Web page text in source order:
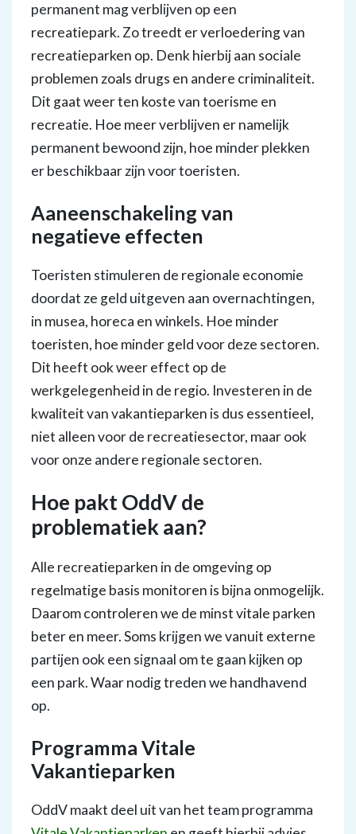
permanent mag verblijven op een
recreatiepark. Zo treedt er verloedering van
recreatieparken op. Denk hierbij aan sociale
problemen zoals drugs en andere criminaliteit.
Dit gaat weer ten koste van toerisme en
recreatie. Hoe meer verblijven er namelijk
permanent bewoond zijn, hoe minder plekken
er beschikbaar zijn voor toeristen.
Aaneenschakeling van
negatieve effecten
Toeristen stimuleren de regionale economie
doordat ze geld uitgeven aan overnachtingen,
in musea, horeca en winkels. Hoe minder
toeristen, hoe minder geld voor deze sectoren.
Dit heeft ook weer effect op de
werkgelegenheid in de regio. Investeren in de
kwaliteit van vakantieparken is dus essentieel,
niet alleen voor de recreatiesector, maar ook
voor onze andere regionale sectoren.
Hoe pakt OddV de
problematiek aan?
Alle recreatieparken in de omgeving op
regelmatige basis monitoren is bijna onmogelijk.
Daarom controleren we de minst vitale parken
beter en meer. Soms krijgen we vanuit externe
partijen ook een signaal om te gaan kijken op
een park. Waar nodig treden we handhavend
op.
Programma Vitale
Vakantieparken
OddV maakt deel uit van het team programma